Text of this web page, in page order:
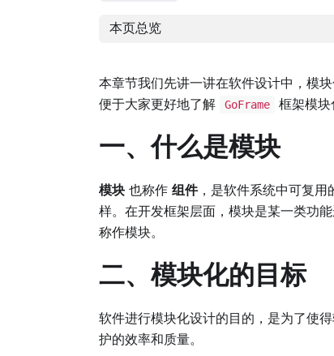
本页总览
本章节我们先讲一讲在软件设计中，模
便于大家更好地了解
GoFrame 框架模块
一、什么是模块
模块 也称作 组件，是软件系统中可复用
样。在开发框架层面，模块是某一类功
称作模块。
二、模块化的目标
软件进行模块化设计的目的，是为了使
护的效率和质量。